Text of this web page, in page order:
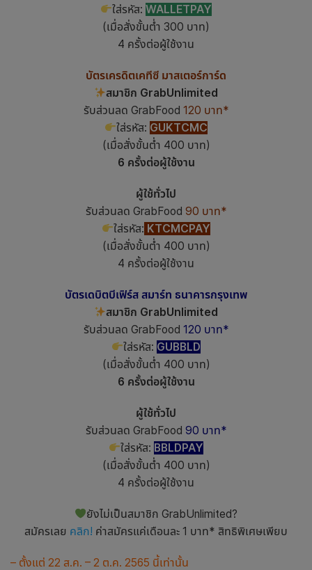
ใส่รหัส:WALLETPAY
(เมื่อสั่งขั้นต่ำ 300 บาท)
4 ครั้งต่อผู้ใช้งาน
บัตรเครดิตเคทีซี มาสเตอร์การ์ด
สมาชิก GrabUnlimited
รับส่วนลด GrabFood 120 บาท*
ใส่รหัส: GUKTCMC
(เมื่อสั่งขั้นต่ำ 400 บาท)
6 ครั้งต่อผู้ใช้งาน
ผู้ใช้ทั่วไป
รับส่วนลด GrabFood 90 บาท*
ใส่รหัส: KTCMCPAY
(เมื่อสั่งขั้นต่ำ 400 บาท)
4 ครั้งต่อผู้ใช้งาน
บัตรเดบิตบีเฟิร์ส สมาร์ท ธนาคารกรุงเทพ
สมาชิก GrabUnlimited
รับส่วนลด GrabFood 120 บาท*
ใส่รหัส: GUBBLD
(เมื่อสั่งขั้นต่ำ 400 บาท)
6 ครั้งต่อผู้ใช้งาน
ผู้ใช้ทั่วไป
รับส่วนลด GrabFood 90 บาท*
ใส่รหัส: BBLDPAY
(เมื่อสั่งขั้นต่ำ 400 บาท)
4 ครั้งต่อผู้ใช้งาน
ยังไม่เป็นสมาชิก GrabUnlimited?
สมัครเลย คลิก! ค่าสมัครแค่เดือนละ 1 บาท* สิทธิพิเศษเพียบ
– ตั้งแต่ 22 ส.ค. – 2 ต.ค. 2565 นี้เท่านั้น